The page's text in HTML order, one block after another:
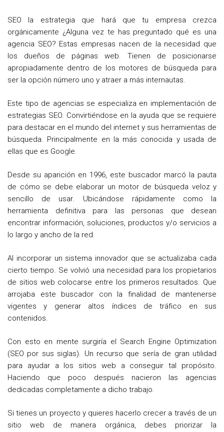
o
o
e
r
r
e
s
t
SEO la estrategia que hará que tu empresa crezca
orgánicamente ¿Alguna vez te has preguntado qué es una
agencia SEO? Estas empresas nacen de la necesidad que
los dueños de páginas web. Tienen de posicionarse
apropiadamente dentro de los motores de búsqueda para
ser la opción número uno y atraer a más internautas.
Este tipo de agencias se especializa en implementación de
estrategias SEO. Convirtiéndose en la ayuda que se requiere
para destacar en el mundo del internet y sus herramientas de
búsqueda. Principalmente en la más conocida y usada de
ellas que es Google.
Desde su aparición en 1996, este buscador marcó la pauta
de cómo se debe elaborar un motor de búsqueda veloz y
sencillo de usar. Ubicándose rápidamente como la
herramienta definitiva para las personas que desean
encontrar información, soluciones, productos y/o servicios a
lo largo y ancho de la red.
Al incorporar un sistema innovador que se actualizaba cada
cierto tiempo. Se volvió una necesidad para los propietarios
de sitios web colocarse entre los primeros resultados. Que
arrojaba este buscador con la finalidad de mantenerse
vigentes y generar altos índices de tráfico en sus
contenidos.
Con esto en mente surgiría el Search Engine Optimization
(SEO por sus siglas). Un recurso que sería de gran utilidad
para ayudar a los sitios web a conseguir tal propósito.
Haciendo que poco después nacieron las agencias
dedicadas completamente a dicho trabajo.
Si tienes un proyecto y quieres hacerlo crecer a través de un
sitio web de manera orgánica, debes priorizar la